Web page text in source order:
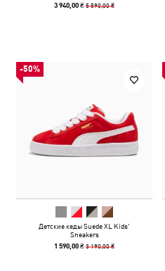
3 940,00 ₴5 590,00 ₴
-50%
Детские кеды Suede XL Kids'
Sneakers
1 590,00 ₴3 190,00 ₴